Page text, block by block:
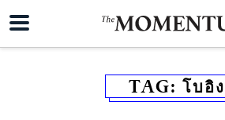
TAG: โบอิง